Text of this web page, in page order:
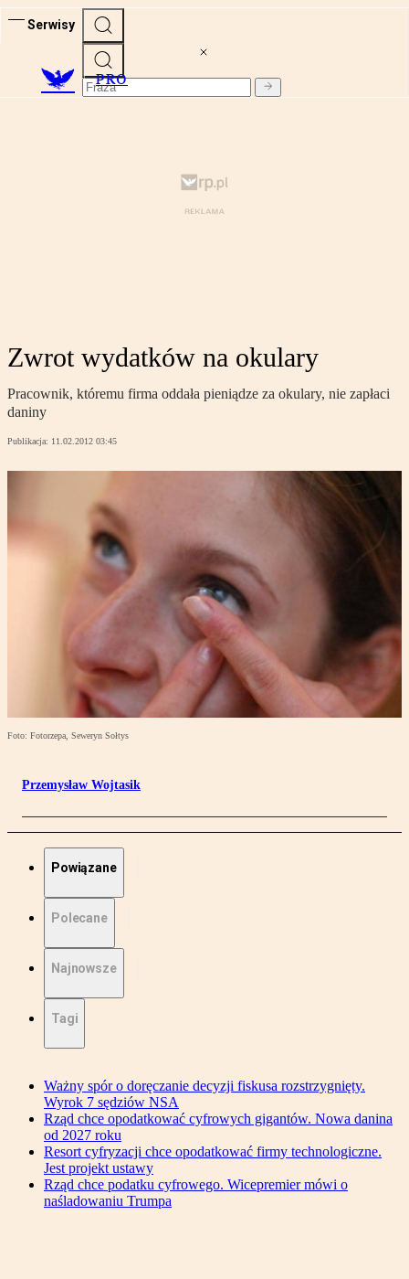
Serwisy
PRO
Zwrot wydatków na okulary
Pracownik, któremu firma oddała pieniądze za okulary, nie zapłaci
daniny
Publikacja: 11.02.2012 03:45
Foto: Fotorzepa, Seweryn Sołtys
Przemysław Wojtasik
Powiązane
Polecane
Najnowsze
Tagi
Ważny spór o doręczanie decyzji fiskusa rozstrzygnięty.
Wyrok 7 sędziów NSA
Rząd chce opodatkować cyfrowych gigantów. Nowa danina
od 2027 roku
Resort cyfryzacji chce opodatkować firmy technologiczne.
Jest projekt ustawy
Rząd chce podatku cyfrowego. Wicepremier mówi o
naśladowaniu Trumpa